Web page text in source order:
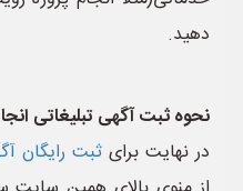
دهید.
نحوه ثبت آگهی تبلیغاتی
در نهایت برایثبت رایگان